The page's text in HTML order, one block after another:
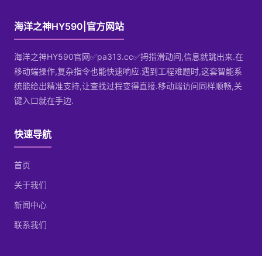
海洋之神HY590|官方网站
海洋之神HY590官网✅pa313.cc✅拇指滑动间,信息就跳出来.在
移动端操作,复杂指令也能快速响应.遇到工程难题时,这套智能系
统能给出精准支持,让查找过程变得直接.移动端访问同样顺畅,关
键入口就在手边.
快速导航
首页
关于我们
新闻中心
联系我们